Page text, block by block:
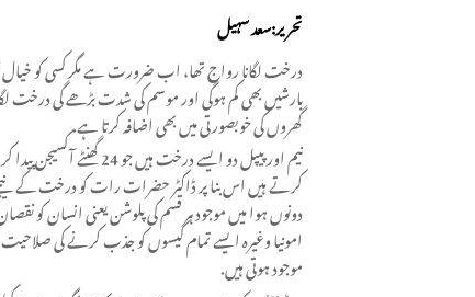
تحریر:سعد سہیل
درخت لگانا رواج تھا، اب ضرورت ہے مگر کسی کو
بارشیں بھی کم ہوگی اور موسم کی شدت بڑھے گی درخت
گھروں کی خوبصورتی میں بھی اضافہ کرتا ہے.
نیم اور پیپل دو ایسے
کرتے ہیں اس بنا پر ڈاکٹر حضرات رات کو درخت کے
دونوں ہوا میں موجود ہر قسم کی پلوشن یعنی انسان کو
امونیا وغیرہ ایسے تمام کیسوں کو جذب کرنے کی
موجود ہوتی ہیں.